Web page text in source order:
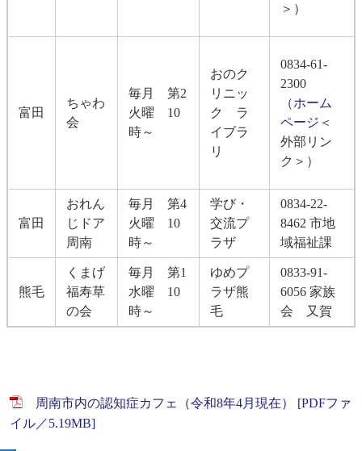
＞ ）
富田
ちゃわ
会
毎月 第2
火曜 10
時～
おのク
リニッ
ク ラ
イブラ
リ
0834-61-
2300
（ホーム
ページ ＜
外部リン
ク＞ ）
富田
おれん
じドア
周南
毎月 第4
火曜 10
時～
学び・
交流プ
ラザ
0834-22-
8462 市地
域福祉課
熊毛
くまげ
福寿草
の会
毎月 第1
水曜 10
時～
ゆめプ
ラザ熊
毛
0833-91-
6056 家族
会 又賀
周南市内の認知症カフェ（令和8年4月現在） [PDFファ
イル／5.19MB]